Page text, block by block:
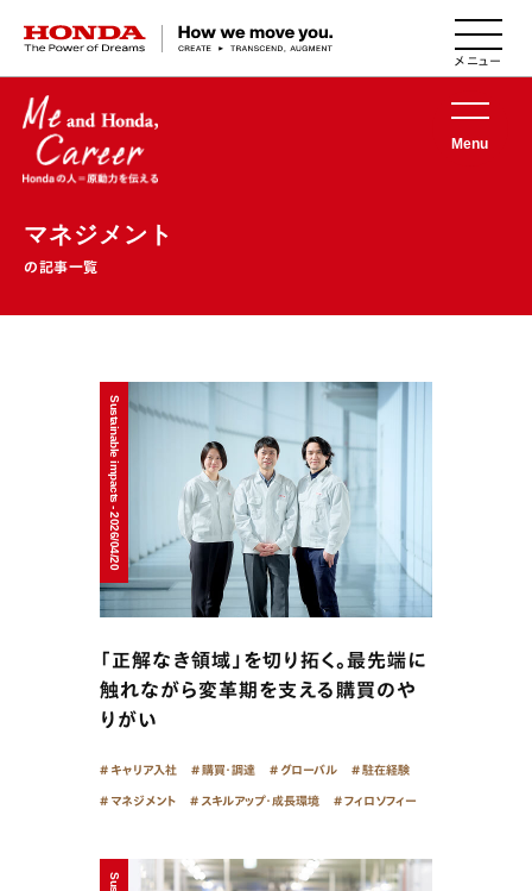
HONDA The Power of Dreams
Menu
マネジメント
の記事一覧
Sustainable impacts - 2026/04/20
「正解なき領域」を切り拓く。最先端に
触れながら変革期を支える購買のや
りがい
キャリア入社 購買・調達 グローバル 駐在経験
マネジメント スキルアップ・成長環境 フィロソフィー